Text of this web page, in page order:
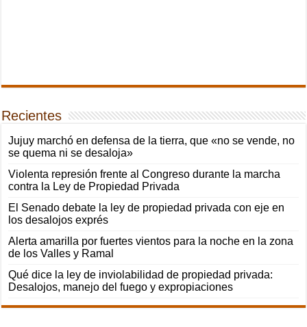
Recientes
Jujuy marchó en defensa de la tierra, que «no se vende, no
se quema ni se desaloja»
Violenta represión frente al Congreso durante la marcha
contra la Ley de Propiedad Privada
El Senado debate la ley de propiedad privada con eje en
los desalojos exprés
Alerta amarilla por fuertes vientos para la noche en la zona
de los Valles y Ramal
Qué dice la ley de inviolabilidad de propiedad privada:
Desalojos, manejo del fuego y expropiaciones